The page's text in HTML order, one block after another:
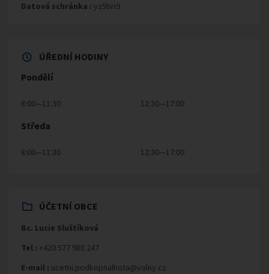
Datová schránka : yz5bri9
ÚŘEDNÍ HODINY
Pondělí
8:00—11:30 12:30—17:00
Středa
8:00—11:30 12:30—17:00
ÚČETNÍ OBCE
Bc. Lucie Sluštíková
Tel : +420 577 988 247
E-mail : ucetni.podkopnalhota@volny.cz